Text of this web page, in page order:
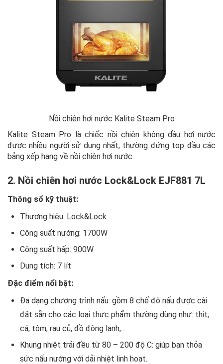
Nồi chiên hơi nước Kalite Steam Pro
Kalite Steam Pro là chiếc nồi chiên không dầu hơi nước
được nhiều người sử dụng nhất, thường đứng top đầu các
bảng xếp hạng về nồi chiên hơi nước.
2. Nồi chiên hơi nước Lock&Lock EJF881 7L
Thông số kỹ thuật:
Thương hiệu: Lock&Lock
Công suất nướng: 1700W
Công suất hấp: 900W
Dung tích: 7 lít
Đặc điểm nổi bật:
Đa dạng chương trình nấu: gồm 8 chế độ nấu được cài
đặt sẵn cho các loại thực phẩm thường dùng như: thịt,
cá, tôm, rau củ, đồ đông lạnh,…
Khung nhiệt trải đều từ 80 – 200 độ C: giúp bạn thỏa
sức nấu nướng với dải nhiệt linh hoạt.